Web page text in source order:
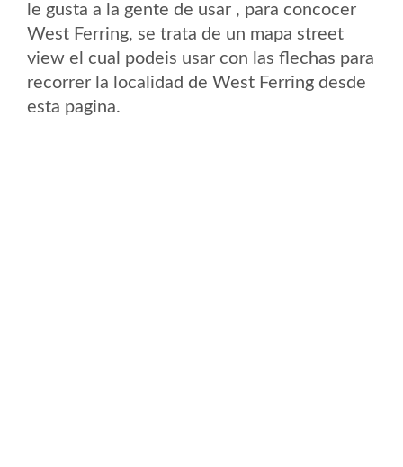
le gusta a la gente de usar , para concocer
West Ferring, se trata de un mapa street
view el cual podeis usar con las flechas para
recorrer la localidad de West Ferring desde
esta pagina.